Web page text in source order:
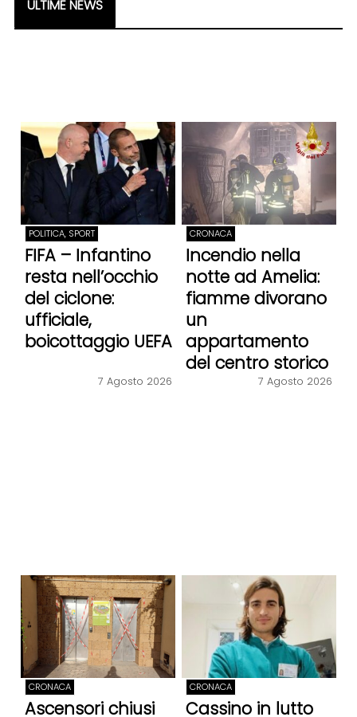
ULTIME NEWS
POLITICA, SPORT
FIFA – Infantino
resta nell’occhio
del ciclone:
ufficiale,
boicottaggio UEFA
7 Agosto 2026
CRONACA
Incendio nella
notte ad Amelia:
fiamme divorano
un
appartamento
del centro storico
7 Agosto 2026
CRONACA
Ascensori chiusi
CRONACA
Cassino in lutto